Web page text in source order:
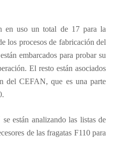
en uso un total de 17 para la
los procesos de fabricación del
embarcados para probar su
El resto están asociados
del CEFAN, que es una parte
están analizando las listas de
de las fragatas F110 para